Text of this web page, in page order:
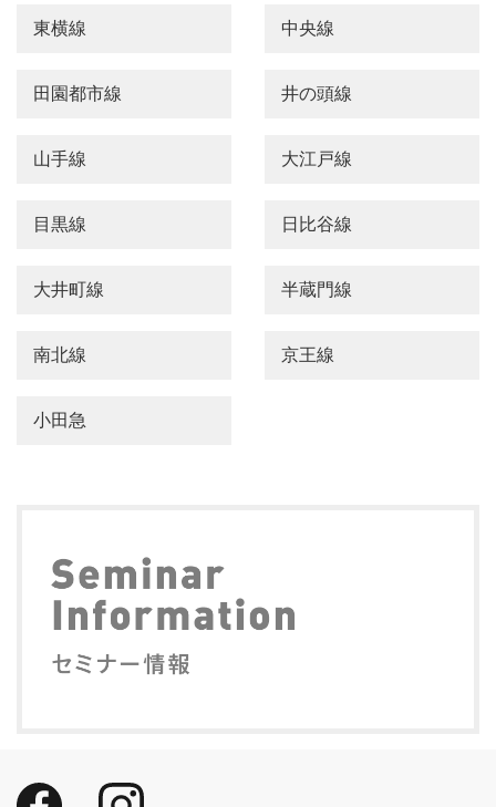
東横線 中央線
田園都市線 井の頭線
山手線 大江戸線
目黒線 日比谷線
大井町線 半蔵門線
南北線 京王線
小田急